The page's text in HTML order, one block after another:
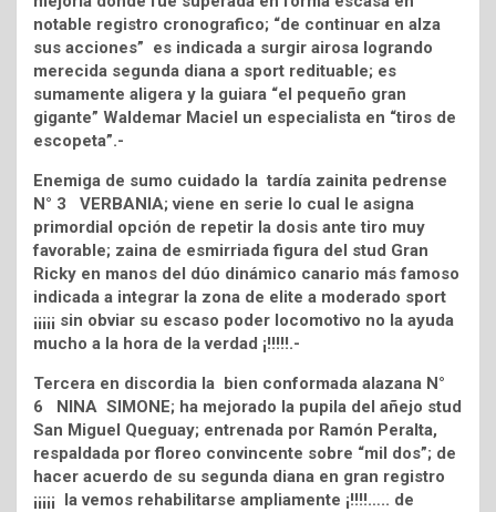
notable registro cronografico; “de continuar en alza
sus acciones” es indicada a surgir airosa logrando
merecida segunda diana a sport redituable; es
sumamente aligera y la guiara “el pequeño gran
gigante” Waldemar Maciel un especialista en “tiros de
escopeta”.-
Enemiga de sumo cuidado la tardía zainita pedrense
N° 3 VERBANIA; viene en serie lo cual le asigna
primordial opción de repetir la dosis ante tiro muy
favorable; zaina de esmirriada figura del stud Gran
Ricky en manos del dúo dinámico canario más famoso
indicada a integrar la zona de elite a moderado sport
¡¡¡¡¡ sin obviar su escaso poder locomotivo no la ayuda
mucho a la hora de la verdad ¡!!!!!.-
Tercera en discordia la bien conformada alazana N°
6 NINA SIMONE; ha mejorado la pupila del añejo stud
San Miguel Queguay; entrenada por Ramón Peralta,
respaldada por floreo convincente sobre “mil dos”; de
hacer acuerdo de su segunda diana en gran registro
¡¡¡¡¡ la vemos rehabilitarse ampliamente ¡!!!!….. de